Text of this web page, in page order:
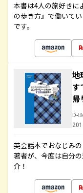
本書は4人の旅好きに
の歩き方』で働いて
です。
地
す
帰
D-
英会話本でおなじみ
著者が、今度は自分
介！